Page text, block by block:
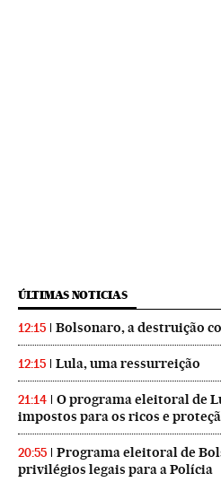
ÚLTIMAS NOTICIAS
12:15 Bolsonaro, a destruição
12:15 Lula, uma ressurreição
21:14
O programa eleitoral de
impostos para os ricos e
20:55
Programa eleitoral de
privilégios legais para a Polícia